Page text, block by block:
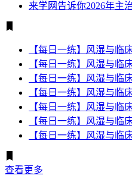
来学网告诉你2026年主
【每日一练】风湿与临
【每日一练】风湿与临
【每日一练】风湿与临
【每日一练】风湿与临
【每日一练】风湿与临
【每日一练】风湿与临
【每日一练】风湿与临
查看更多